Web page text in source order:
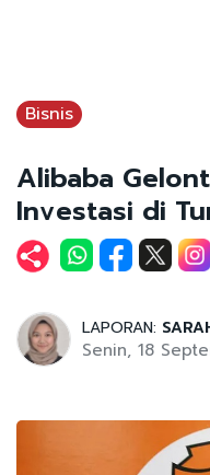
Bisnis
Alibaba
Investasi di
LAPORAN:
Senin, 18